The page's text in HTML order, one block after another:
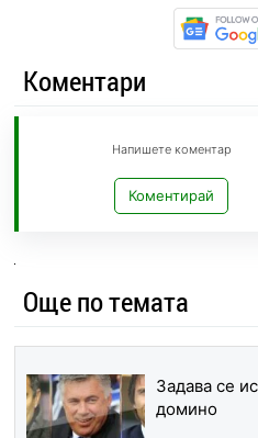
Коментари
Напишете коментар
Коментирай
Още по темата
Задава се
домино